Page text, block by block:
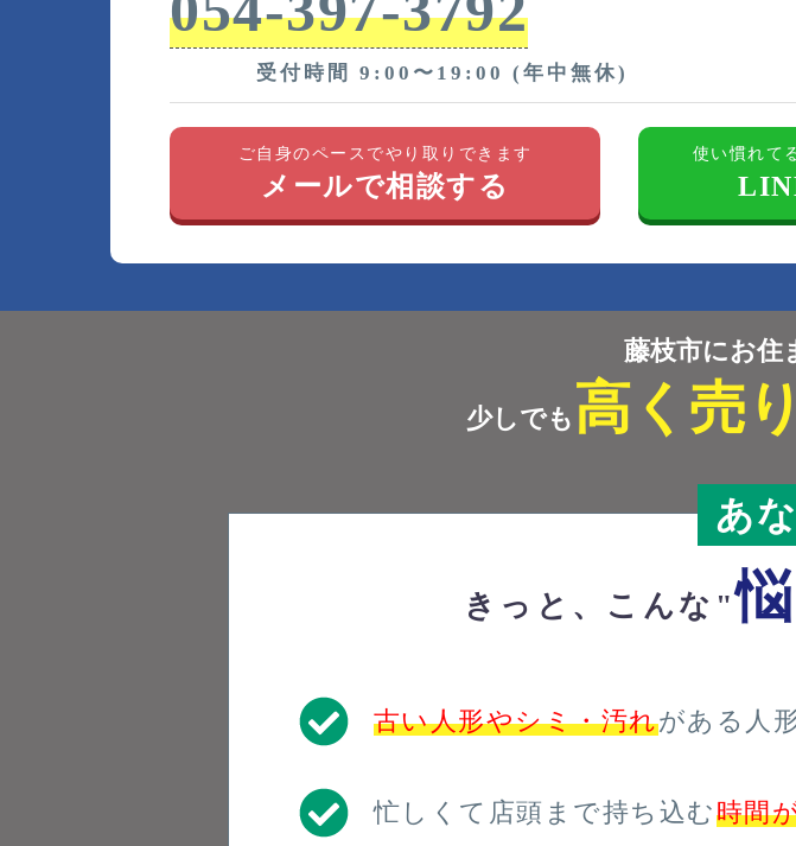
受付時間 9:00〜19:00 (年中無休)
ご自身のペースでやり取りできます
メールで相談する
使い慣れて
藤枝市にお住
少しでも 高く売
あ
きっと、こんな"
古い人形やシミ・汚れがある人
忙しくて店頭まで持ち込む時間